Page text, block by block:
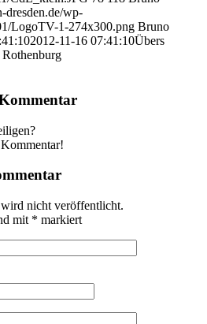
dresden.de/wp-
LogoTV-1-274x300.png Bruno
2012-11-16 07:41:10Übers
nicht veröffentlicht.
mit * markiert